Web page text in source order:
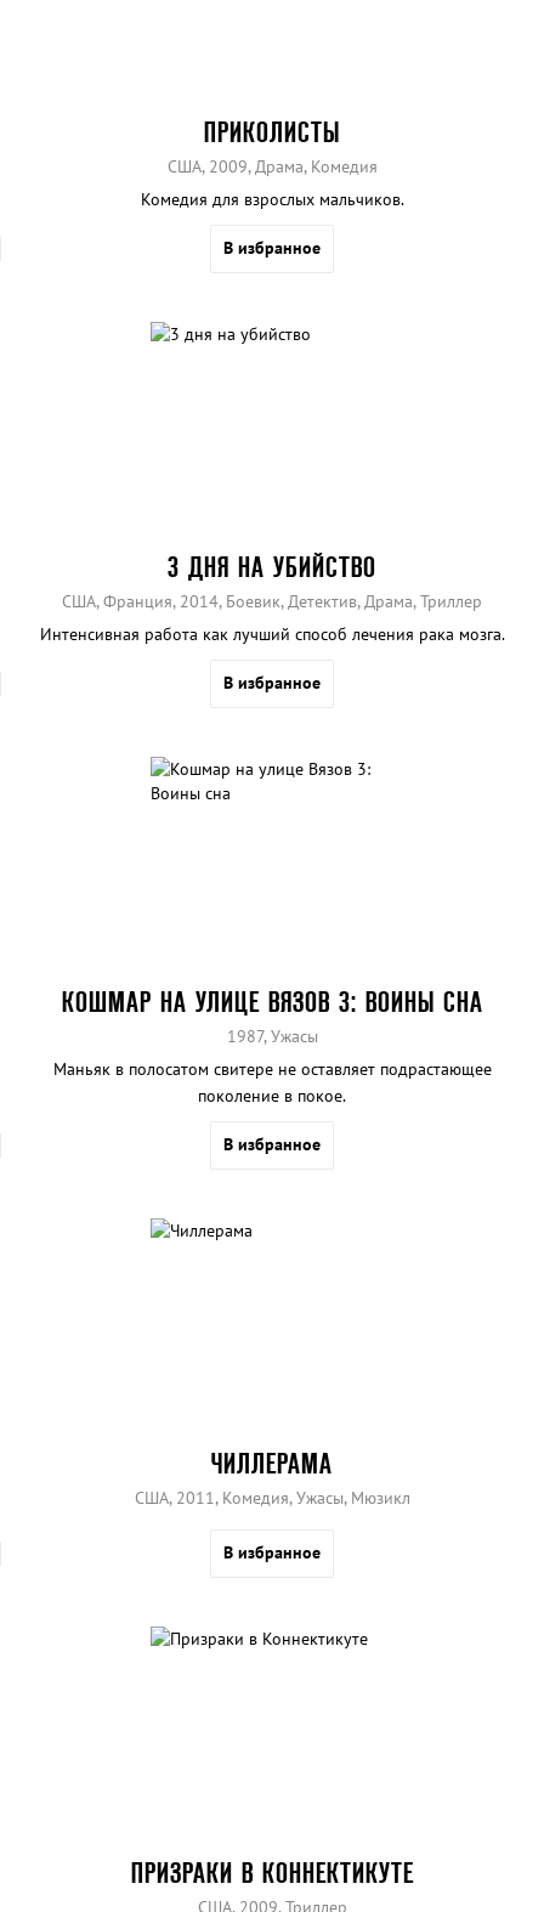
ПРИКОЛИСТЫ
США, 2009, Драма, Комедия
Комедия для взрослых мальчиков.
В избранное
3 ДНЯ НА УБИЙСТВО
США, Франция, 2014, Боевик, Детектив, Драма, Триллер
Интенсивная работа как лучший способ лечения рака мозга.
В избранное
КОШМАР НА УЛИЦЕ ВЯЗОВ 3: ВОИНЫ СНА
1987, Ужасы
Маньяк в полосатом свитере не оставляет подрастающее
поколение в покое.
В избранное
ЧИЛЛЕРАМА
США, 2011, Комедия, Ужасы, Мюзикл
В избранное
ПРИЗРАКИ В КОННЕКТИКУТЕ
США, 2009, Триллер